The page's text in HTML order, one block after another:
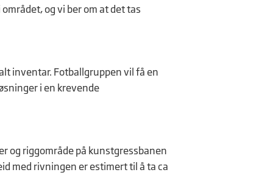
og vi ber om at det tas
inventar. Fotballgruppen vil få en
i en krevende
og riggområde på kunstgressbanen
med rivningen er estimert til å ta ca